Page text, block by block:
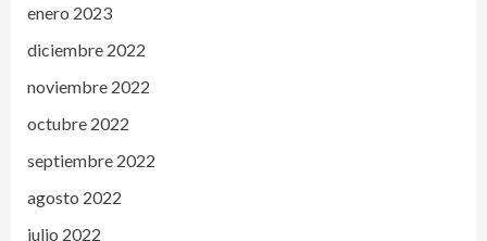
enero 2023
diciembre 2022
noviembre 2022
octubre 2022
septiembre 2022
agosto 2022
julio 2022